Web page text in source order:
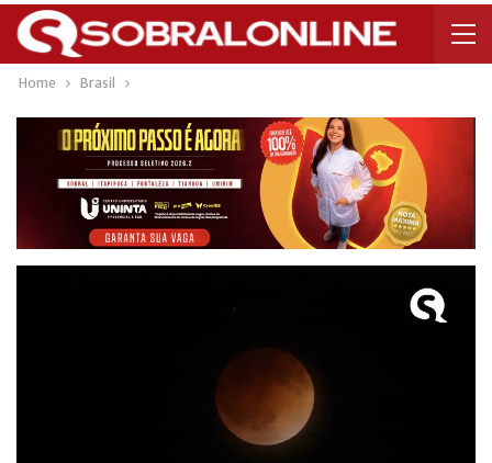
Home Brasil